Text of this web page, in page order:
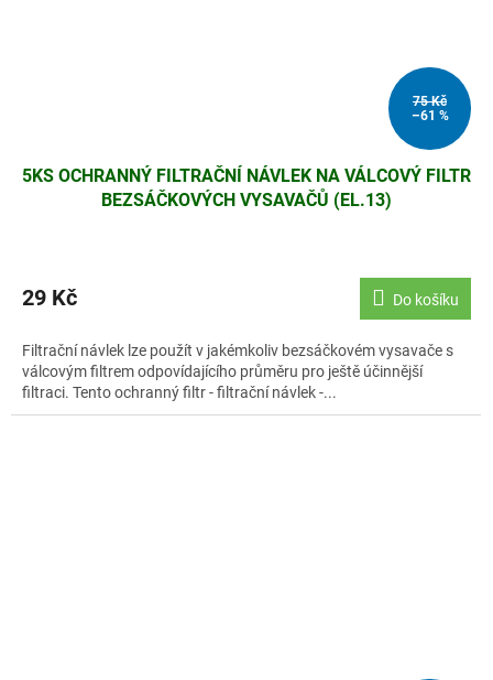
75 Kč
–61 %
5KS OCHRANNÝ FILTRAČNÍ NÁVLEK NA VÁLCOVÝ FILTR
BEZSÁČKOVÝCH VYSAVAČŮ (EL.13)
29 Kč Do košíku
Filtrační návlek lze použít v jakémkoliv bezsáčkovém vysavače s
válcovým filtrem odpovídajícího průměru pro ještě účinnější
filtraci. Tento ochranný filtr - filtrační návlek -...